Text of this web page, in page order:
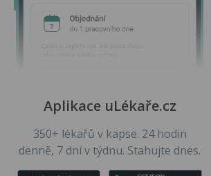
Aplikace uLékaře.cz
350+ lékařů v kapse. 24 hodin
denně, 7 dní v týdnu. Stahujte dnes.